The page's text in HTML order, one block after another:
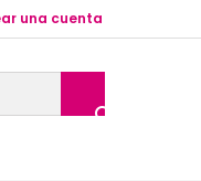
una cuenta
